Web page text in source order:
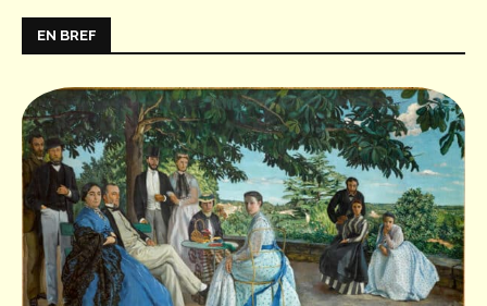
EN BREF